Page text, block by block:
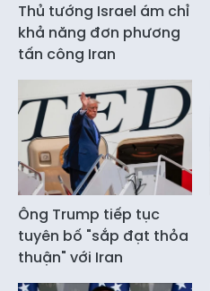
Thủ tướng Israel ám chỉ
khả năng đơn phương
tấn công Iran
Ông Trump tiếp tục
tuyên bố "sắp đạt thỏa
thuận" với Iran